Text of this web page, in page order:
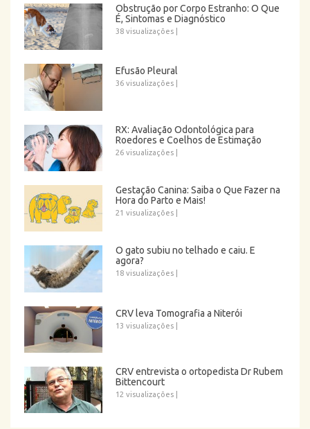
Obstrução por Corpo Estranho: O Que
É, Sintomas e Diagnóstico
38 visualizações
Efusão Pleural
36 visualizações
RX: Avaliação Odontológica para
Roedores e Coelhos de Estimação
26 visualizações
Gestação Canina: Saiba o Que Fazer na
Hora do Parto e Mais!
21 visualizações
O gato subiu no telhado e caiu. E
agora?
18 visualizações
CRV leva Tomografia a Niterói
13 visualizações
CRV entrevista o ortopedista Dr Rubem
Bittencourt
12 visualizações